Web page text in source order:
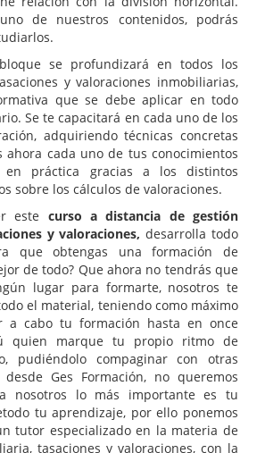
de nuestros contenidos, podrás
se profundizará en todos los
y valoraciones inmobiliarias,
que se debe aplicar en todo
Se te capacitará en cada uno de los
adquiriendo técnicas concretas
ahora cada uno de tus conocimientos
en práctica gracias a los distintos
sobre los cálculos de valoraciones.
este curso a distancia de gestión
y valoraciones,desarrolla todo
que obtengas una formación de
de todo? Que ahora no tendrás que
lugar para formarte, nosotros te
el material, teniendo como máximo
a cabo tu formación hasta en once
quien marque tu propio ritmo de
pudiéndolo compaginar con otras
desde Ges Formación, no queremos
nosotros lo más importante es tu
tu aprendizaje, por ello ponemos
tutor especializado en la materia de
tasaciones y valoraciones, con la